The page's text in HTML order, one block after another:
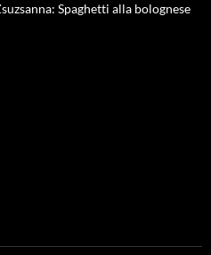
Spaghetti alla bolognese